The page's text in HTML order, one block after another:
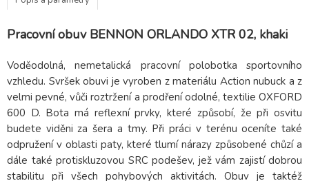
Pracovní obuv BENNON ORLANDO XTR 02, khaki
Voděodolná, nemetalická pracovní polobotka sportovního
vzhledu. Svršek obuvi je vyroben z materiálu Action nubuck a z
velmi pevné, vůči roztržení a prodření odolné, textilie OXFORD
600 D. Bota má reflexní prvky, které způsobí, že při osvitu
budete viděni za šera a tmy. Při práci v terénu oceníte také
odpružení v oblasti paty, které tlumí nárazy způsobené chůzí a
dále také protiskluzovou SRC podešev, jež vám zajistí dobrou
stabilitu při všech pohybových aktivitách. Obuv je taktéž